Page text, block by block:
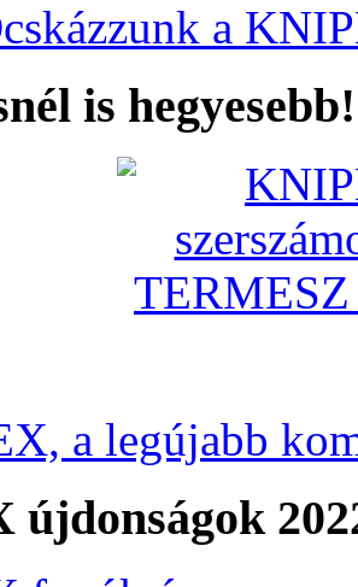
a
is hegyesebb!
a legújabb